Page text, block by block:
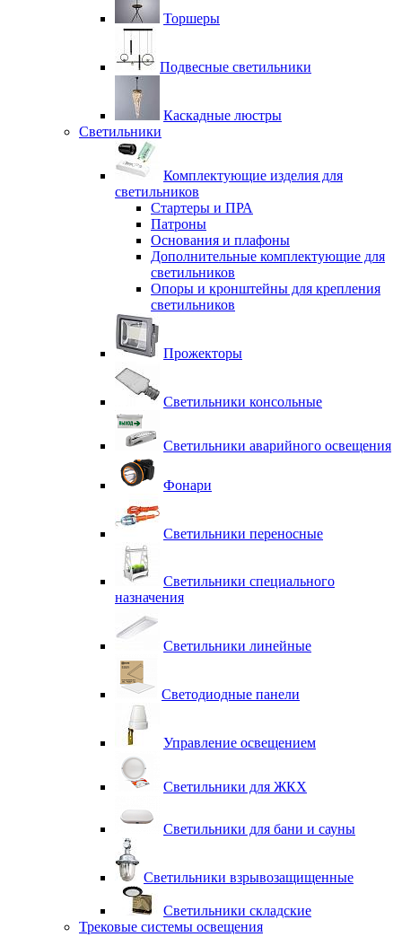
Торшеры
Подвесные светильники
Каскадные люстры
Светильники
Комплектующие изделия для
светильников
Стартеры и ПРА
Патроны
Основания и плафоны
Дополнительные комплектующие для
светильников
Опоры и кронштейны для крепления
светильников
Прожекторы
Светильники консольные
Светильники аварийного освещения
Фонари
Светильники переносные
Светильники специального
назначения
Светильники линейные
Светодиодные панели
Управление освещением
Светильники для ЖКХ
Светильники для бани и сауны
Светильники взрывозащищенные
Светильники складские
Трековые системы освещения